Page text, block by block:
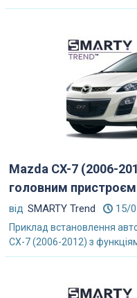
Mazda CX-7 (2006-
головним пристроєм
від SMARTY Trend 15/
Приклад встановлення
CX-7 (2006-2012) з